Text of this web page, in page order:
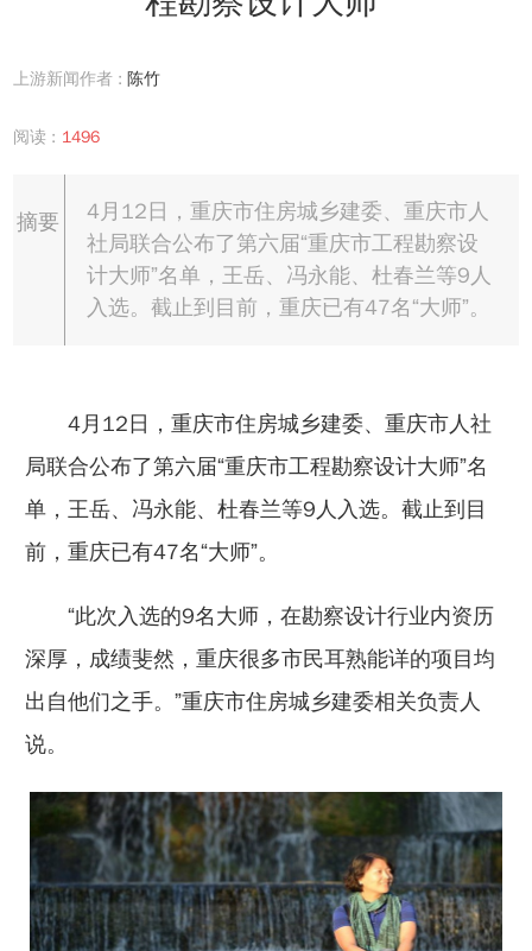
上游新闻作者 : 陈竹
阅读 : 1496
摘要
4月12日，重庆市住房城乡建委、重庆市人
社局联合公布了第六届“重庆市工程勘察设
计大师”名单，王岳、冯永能、杜春兰等9人
入选。截止到目前，重庆已有47名“大师”。
4月12日，重庆市住房城乡建委、重庆市人社
局联合公布了第六届“重庆市工程勘察设计大师”名
单，王岳、冯永能、杜春兰等9人入选。截止到目
前，重庆已有47名“大师”。
“此次入选的9名大师，在勘察设计行业内资历
深厚，成绩斐然，重庆很多市民耳熟能详的项目均
出自他们之手。”重庆市住房城乡建委相关负责人
说。